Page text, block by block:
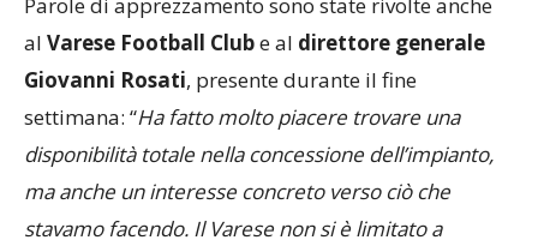
Giovanni Rosati, presente durante il fine
settimana: “Ha fatto molto piacere trovare una
disponibilità totale nella concessione dell’impianto,
ma anche un interesse concreto verso ciò che
stavamo facendo. Il Varese non si è limitato a
ospitarci: ha condiviso il momento, si è avvicinato alla